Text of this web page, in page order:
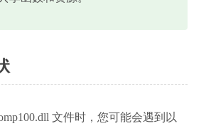
文件时，您可能会遇到以